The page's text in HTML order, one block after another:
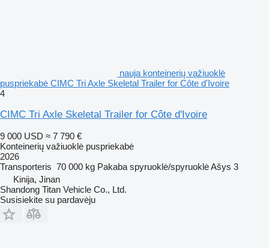
nauja konteinerių važiuoklė
puspriekabė CIMC Tri Axle Skeletal Trailer for Côte d'Ivoire
4
CIMC Tri Axle Skeletal Trailer for Côte d'Ivoire
9 000 USD ≈ 7 790 €
Konteinerių važiuoklė puspriekabė
2026
Transporteris 70 000 kg Pakaba spyruoklė/spyruoklėAšys 3
Kinija, Jinan
Shandong Titan Vehicle Co., Ltd.
Susisiekite su pardavėju